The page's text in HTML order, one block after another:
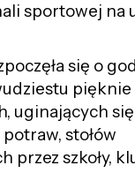
sportowej na
się o
pięknie
uginających
stołów
przez szkoły,